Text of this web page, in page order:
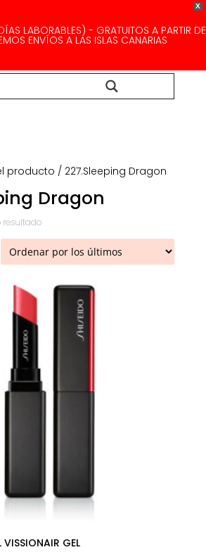
X
LABORABLES) - GRATUITOS A PARTIR DE
ENVÍOS A LAS ISLAS CANARIAS
producto / 227.Sleeping Dragon
Dragon
resultado
VISSIONAIR GEL